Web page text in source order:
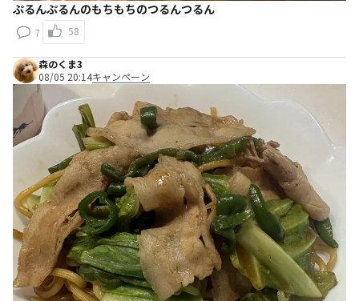
ぷるんぷるんのもちもちのつるんつるん
7 58
森のくま3
08/05 20:14キャンペーン